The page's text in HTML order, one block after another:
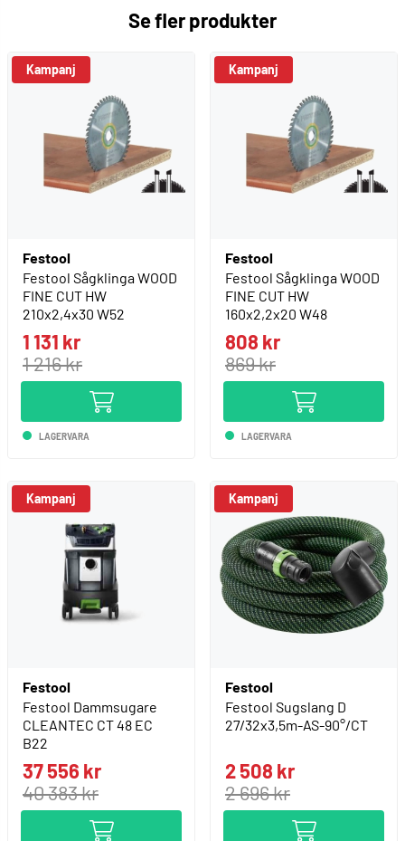
Se fler produkter
Kampanj
Festool
Festool Sågklinga WOOD
FINE CUT HW
210x2,4x30 W52
1 131 kr
1 216 kr
LAGERVARA
Kampanj
Festool
Festool Sågklinga WOOD
FINE CUT HW
160x2,2x20 W48
808 kr
869 kr
LAGERVARA
Kampanj
Festool
Festool Dammsugare
CLEANTEC CT 48 EC
B22
37 556 kr
40 383 kr
Kampanj
Festool
Festool Sugslang D
27/32x3,5m-AS-90°/CT
2 508 kr
2 696 kr